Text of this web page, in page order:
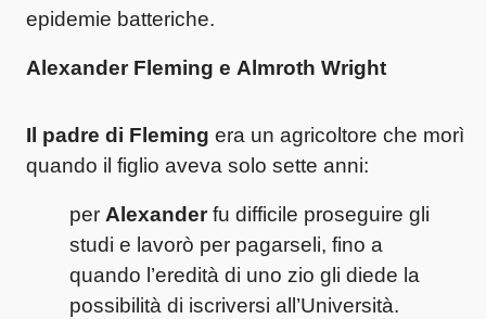
epidemie batteriche.
Alexander Fleming e Almroth Wright
Il padre di Fleming era un agricoltore che morì
quando il figlio aveva solo sette anni:
per Alexanderfu difficile proseguire gli
studi e lavorò per pagarseli, fino a
quando l’eredità di uno zio gli diede la
possibilità di iscriversi all’Università.